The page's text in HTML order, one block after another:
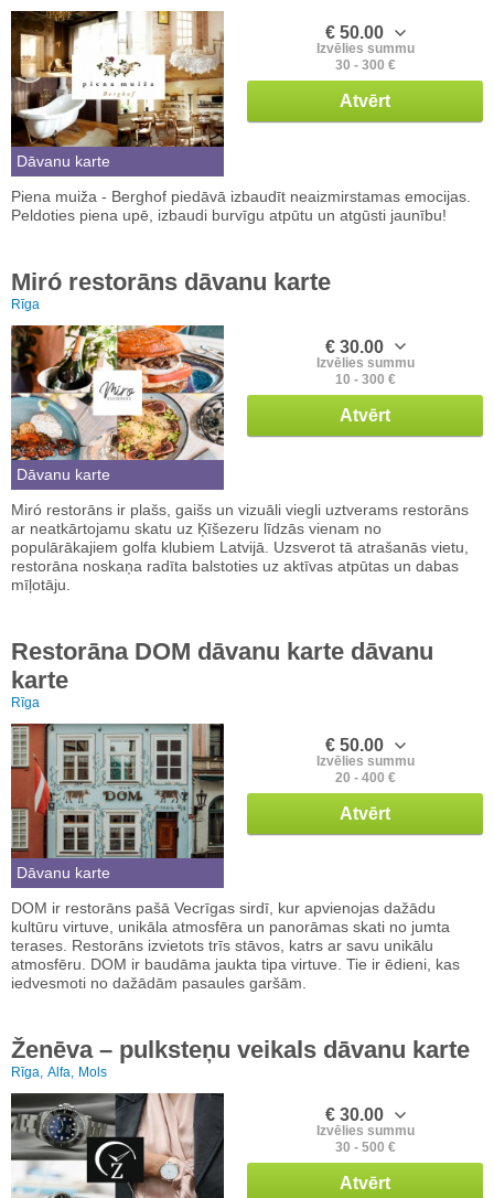
Dāvanu karte
€ 50.00
Izvēlies summu
30 - 300 €
Atvērt
Piena muiža - Berghof piedāvā izbaudīt neaizmirstamas emocijas.
Peldoties piena upē, izbaudi burvīgu atpūtu un atgūsti jaunību!
Miró restorāns dāvanu karte
Rīga
Dāvanu karte
€ 30.00
Izvēlies summu
10 - 300 €
Atvērt
Miró restorāns ir plašs, gaišs un vizuāli viegli uztverams restorāns
ar neatkārtojamu skatu uz Ķīšezeru līdzās vienam no
populārākajiem golfa klubiem Latvijā. Uzsverot tā atrašanās vietu,
restorāna noskaņa radīta balstoties uz aktīvas atpūtas un dabas
mīļotāju.
Restorāna DOM dāvanu karte dāvanu
karte
Rīga
Dāvanu karte
€ 50.00
Izvēlies summu
20 - 400 €
Atvērt
DOM ir restorāns pašā Vecrīgas sirdī, kur apvienojas dažādu
kultūru virtuve, unikāla atmosfēra un panorāmas skati no jumta
terases. Restorāns izvietots trīs stāvos, katrs ar savu unikālu
atmosfēru. DOM ir baudāma jaukta tipa virtuve. Tie ir ēdieni, kas
iedvesmoti no dažādām pasaules garšām.
Ženēva – pulksteņu veikals dāvanu karte
Rīga, Alfa, Mols
€ 30.00
Izvēlies summu
30 - 500 €
Atvērt